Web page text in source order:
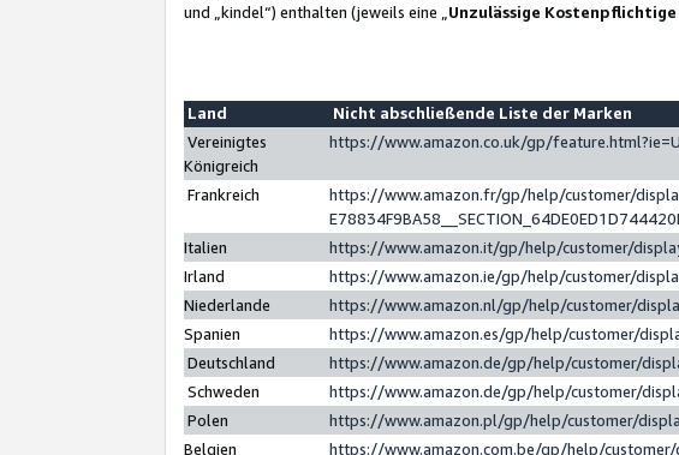
und „kindel“) enthalten (jeweils eine „ Unzulässige
Land
Nicht abschließende Liste der Marken
Vereinigtes
Königreich
https://www.amazon.co.uk/gp/
Frankreich
https://www.amazon.fr/gp/help/customer/
Italien
https://www.amazon.it/gp/help/customer/
Irland
https://www.amazon.ie/gp/help/customer/
Niederlande
https://www.amazon.nl/gp/help/customer/
Spanien
https://www.amazon.es/gp/help/customer/
Deutschland
https://www.amazon.de/gp/help/customer/
Schweden
https://www.amazon.de/gp/help/customer/
Polen
https://www.amazon.pl/gp/help/customer/
Belgien
https://www.amazon.com.be/gp/help/customer/